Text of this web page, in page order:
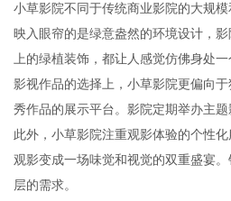
小草影院不同于传统商业影院的大规
映入眼帘的是绿意盎然的环境设计，
上的绿植装饰，都让人感觉仿佛身处
影视作品的选择上，小草影院更偏向
秀作品的展示平台。影院定期举办主
此外，小草影院注重观影体验的个性
观影变成一场味觉和视觉的双重盛宴
层的需求。